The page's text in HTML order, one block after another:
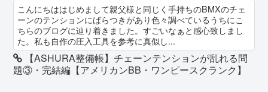
こんにちははじめまして親父様と同じく手持ちのBMXのチェ
ーンのテンションにばらつきがあり色々調べているうちにこ
ちらのブログに辿り着きました。すごいなぁと感心致しまし
た。私も自作の圧入工具を参考に真似し...
【ASHURA整備帳】チェーンテンションが乱れる問
題③・完結編【アメリカンBB・ワンピースクランク】